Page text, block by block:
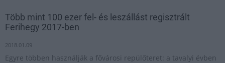
Több mint 100 ezer fel- és leszállást regisztrált
Ferihegy 2017-ben
2018.01.09
Egyre többen használják a fővárosi repülőteret: a tavalyi évben